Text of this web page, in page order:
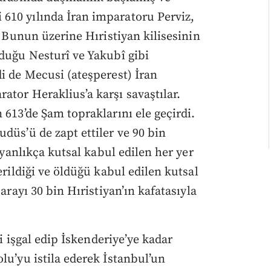
yılında İran imparatoru Perviz,
Bunun üzerine Hıristiyan kilisesinin
Nesturî ve Yakubî gibi
de Mecusi (ateşperest) İran
Heraklius’a karşı savaştılar.
Şam topraklarını ele geçirdi.
de zapt ettiler ve 90 bin
kutsal kabul edilen her yer
ve öldüğü kabul edilen kutsal
30 bin Hıristiyan’ın kafatasıyla
edip İskenderiye’ye kadar
istila ederek İstanbul’un